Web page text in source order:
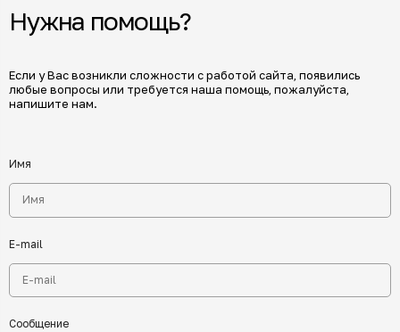
Нужна помощь?
Если у Вас возникли сложности с работой сайта, появились
любые вопросы или требуется наша помощь, пожалуйста,
напишите нам.
Имя
E-mail
Сообщение